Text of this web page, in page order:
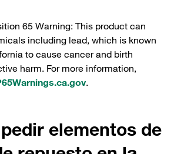
65 Warning: This product can
including lead, which is known
to cause cancer and birth
harm. For more information,
.
elementos de